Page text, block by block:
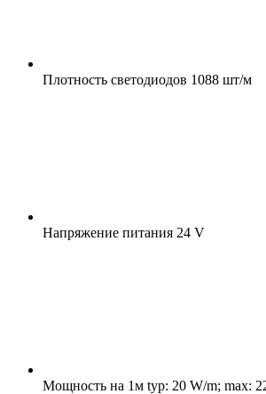
Плотность светодиодов 1088 шт/м
Напряжение питания 24 V
Мощность на 1м typ: 20 W/m; max: